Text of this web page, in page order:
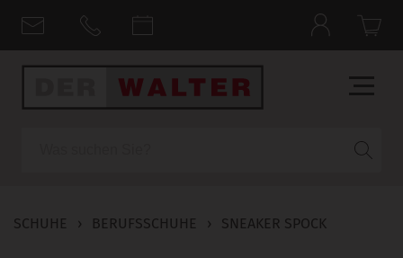
SCHUHE › BERUFSSCHUHE › SNEAKER SPOCK